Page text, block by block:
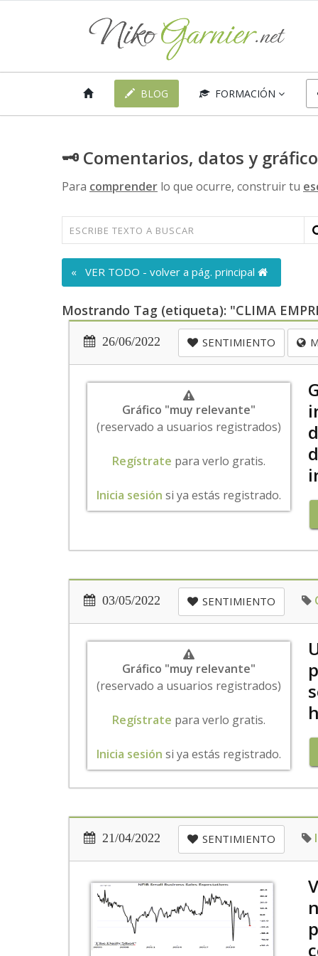
BLOG FORMACIÓN
🗝 Comentarios, datos y
Para comprender lo que ocurre, construir tu
« VER TODO - volver a pág. principal
Mostrando Tag (etiqueta): "CLIMA
26/06/2022 SENTIMIENTO
Gráfico "muy relevante"
(reservado a usuarios registrados)
Regístrate para verlo gratis.
Inicia sesión si ya estás registrado.
03/05/2022 SENTIMIENTO
Gráfico "muy relevante"
(reservado a usuarios registrados)
Regístrate para verlo gratis.
Inicia sesión si ya estás registrado.
21/04/2022 SENTIMIENTO